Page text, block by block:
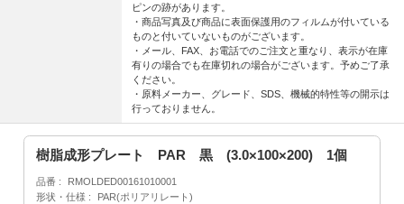
ピンの跡があります。
・商品写真及び商品に表面保護用のフィルムが付いている
ものと付いていないものがございます。
・メール、FAX、お電話でのご注文と重なり、表示が在庫
有りの場合でも在庫切れの場合がございます。予めご了承
ください。
・原料メーカー、グレード、SDS、機械的特性等の開示は
行っておりません。
樹脂成形プレート PAR 黒 (3.0×100×200) 1個
品番
RMOLDED00161010001
形状・仕様
PAR(ポリアリレート)